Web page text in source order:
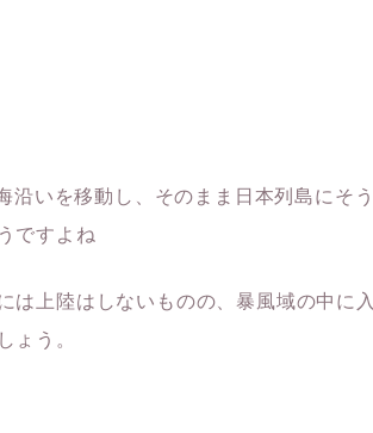
いを移動し、そのまま日本列島にそう
ですよね
は上陸はしないものの、暴風域の中に入
ょう。